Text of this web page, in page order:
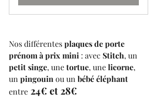
Nos différentes plaques de porte
prénom à prix mini : avec Stitch, un
petit singe, une tortue, une licorne,
un pingouin ou un bébé éléphant
entre 24€ et 28€